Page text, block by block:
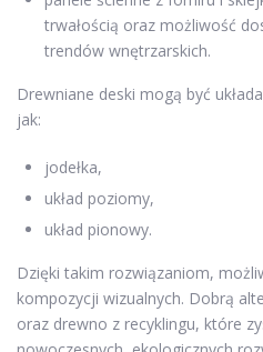
trwałością oraz możliwość
trendów wnętrzarskich.
Drewniane deski mogą być
jak:
jodełka,
układ poziomy,
układ pionowy.
Dzięki takim rozwiązaniom,
kompozycji wizualnych. Dobrą
oraz drewno z recyklingu, które